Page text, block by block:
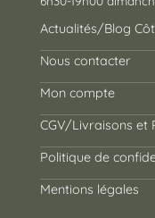
Actualités/Blog
Nous contacter
Mon compte
CGV/Livraisons et
Politique de
Mentions légales